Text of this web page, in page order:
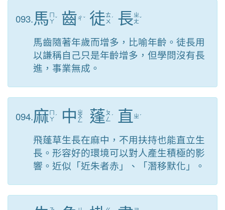
093.馬 ㄇ
ㄚˇ 齒ㄔ ˇ 徒ㄊ
ㄨ ˊ 長ㄓ
ㄤˇ
馬齒隨著年歲而增多，比喻年齡。徒長用
以謙稱自己只是年齡增多，但學問沒有長
進，事業無成。
094.麻 ㄇ
ㄚ ˊ 中 ㄓ
ㄨ
ㄥ 蓬 ㄆ
ㄥ ˊ 直 ㄓ ˊ
飛蓬草生長在麻中，不用扶持也能直立生
長。形容好的環境可以對人產生積極的影
響。近似「近朱者赤」、「潛移默化」。